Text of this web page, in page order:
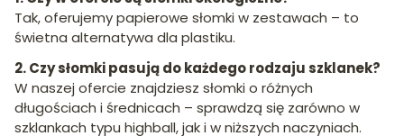
Tak, oferujemy papierowe słomki w zestawach – to
świetna alternatywa dla plastiku.
2. Czy słomki pasują do każdego rodzaju szklanek?
W naszej ofercie znajdziesz słomki o różnych
długościach i średnicach – sprawdzą się zarówno w
szklankach typu highball, jak i w niższych naczyniach.